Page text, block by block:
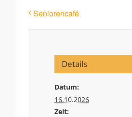
Seniorencafé
Details
Datum:
16.10.2026
Zeit: